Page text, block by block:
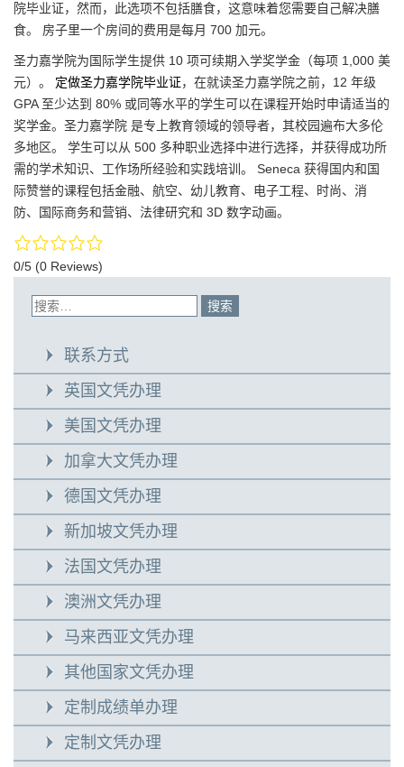
院毕业证，然而，此选项不包括膳食，这意味着您需要自己解决膳
食。 房子里一个房间的费用是每月 700 加元。
圣力嘉学院为国际学生提供 10 项可续期入学奖学金（每项 1,000 美
元）。 定做圣力嘉学院毕业证，在就读圣力嘉学院之前，12 年级
GPA 至少达到 80% 或同等水平的学生可以在课程开始时申请适当的
奖学金。圣力嘉学院 是专上教育领域的领导者，其校园遍布大多伦
多地区。 学生可以从 500 多种职业选择中进行选择，并获得成功所
需的学术知识、工作场所经验和实践培训。 Seneca 获得国内和国
际赞誉的课程包括金融、航空、幼儿教育、电子工程、时尚、消
防、国际商务和营销、法律研究和 3D 数字动画。
0/5 (0 Reviews)
联系方式
英国文凭办理
美国文凭办理
加拿大文凭办理
德国文凭办理
新加坡文凭办理
法国文凭办理
澳洲文凭办理
马来西亚文凭办理
其他国家文凭办理
定制成绩单办理
定制文凭办理